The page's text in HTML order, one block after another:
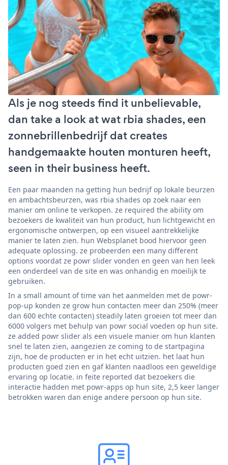
Als je nog steeds find it unbelievable,
dan take a look at wat rbia shades, een
zonnebrillenbedrijf dat creates
handgemaakte houten monturen heeft,
seen in their business heeft.
Een paar maanden na getting hun bedrijf op lokale beurzen
en ambachtsbeurzen, was rbia shades op zoek naar een
manier om online te verkopen. ze required the ability om
bezoekers de kwaliteit van hun product, hun lichtgewicht en
ergonomische ontwerpen, op een visueel aantrekkelijke
manier te laten zien. hun Websplanet bood hiervoor geen
adequate oplossing. ze probeerden een many different
options voordat ze powr slider vonden en geen van hen leek
een onderdeel van de site en was onhandig en moeilijk te
gebruiken.
In a small amount of time van het aanmelden met de powr-
pop-up konden ze grow hun contacten meer dan 250% (meer
dan 600 echte contacten) steadily laten groeien tot meer dan
6000 volgers met behulp van powr social voeden op hun site.
ze added powr slider als een visuele manier om hun klanten
snel te laten zien, aangezien ze coming to de startpagina
zijn, hoe de producten er in het echt uitzien. het laat hun
producten goed zien en gaf klanten naadloos een geweldige
ervaring op locatie. in feite reported dat bezoekers die
interactie hadden met powr-apps op hun site, 2,5 keer langer
betrokken waren dan enige andere persoon op hun site.